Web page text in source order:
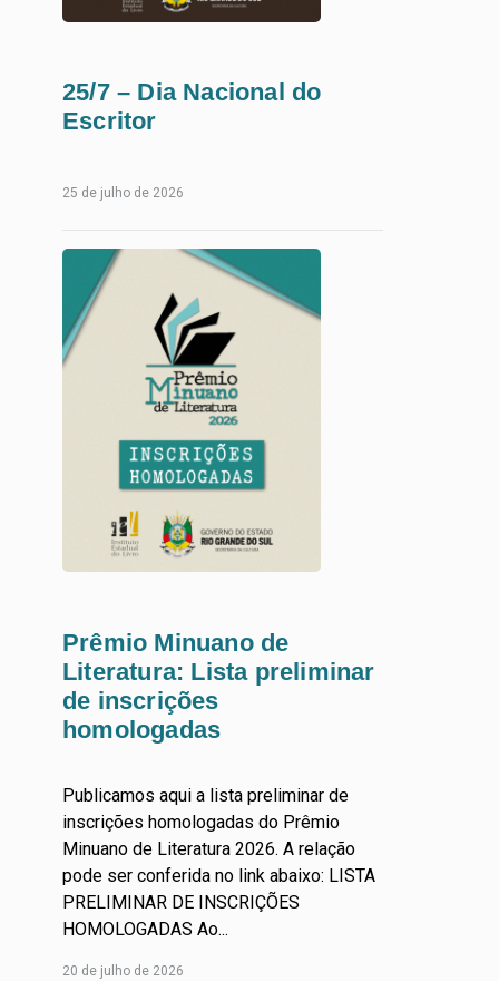
25/7 – Dia Nacional do
Escritor
25 de julho de 2026Leia
Prêmio Minuano de
Literatura: Lista preliminar
de inscrições
homologadas
Publicamos aqui a lista preliminar de
inscrições homologadas do Prêmio
Minuano de Literatura 2026. A relação
pode ser conferida no link abaixo: LISTA
PRELIMINAR DE INSCRIÇÕES
HOMOLOGADAS Ao...
20 de julho de 2026Leia